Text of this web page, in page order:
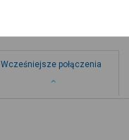
Wcześniejsze połączenia